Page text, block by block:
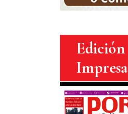
Edición
Impresa